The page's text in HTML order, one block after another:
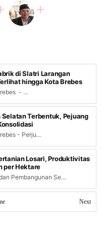
di Slatri Larangan
hingga Kota Brebes
- ...
Selatan Terbentuk, Pejuang
- Perju...
Losari, Produktivitas
per Hektare
Pembangunan Se...
Next